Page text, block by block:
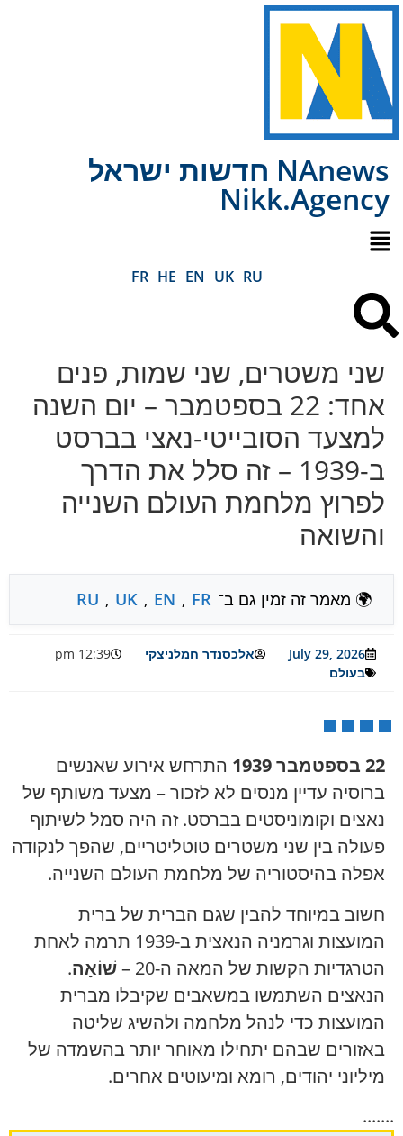
NAnews חדשות ישראל
Nikk.Agency
RU
UK
EN
HE
FR
שני משטרים, שני שמות, פנים
אחד: 22 בספטמבר – יום השנה
למצעד הסובייטי-נאצי בברסט
ב-1939 – זה סלל את הדרך
לפרוץ מלחמת העולם השנייה
והשואה
🌍 מאמר זה זמין גם ב־ RU , UK , EN , FR
July 29, 2026 אלכסנדר חמלניצקי
12:39 pm
בעולם
22 בספטמבר 1939
התרחש אירוע שאנשים
ברוסיה עדיין מנסים לא לזכור – מצעד משותף של
נאצים וקומוניסטים בברסט. זה היה סמל לשיתוף
פעולה בין שני משטרים טוטליטריים, שהפך לנקודה
אפלה בהיסטוריה של מלחמת העולם השנייה.
חשוב במיוחד להבין שגם הברית של ברית
המועצות וגרמניה הנאצית ב-1939 תרמה לאחת
הטרגדיות הקשות של המאה ה-20 –
שׁוֹאָה.
הנאצים השתמשו במשאבים שקיבלו מברית
המועצות כדי לנהל מלחמה ולהשיג שליטה
באזורים שבהם יתחילו מאוחר יותר בהשמדה של
מיליוני יהודים, רומא ומיעוטים אחרים.
.......